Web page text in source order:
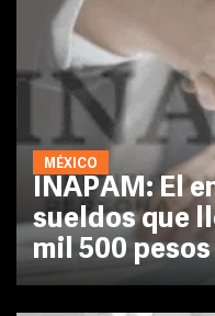
MÉXICO
INAPAM: El
sueldos que
mil 500 pesos